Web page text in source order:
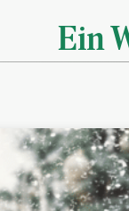
Ein